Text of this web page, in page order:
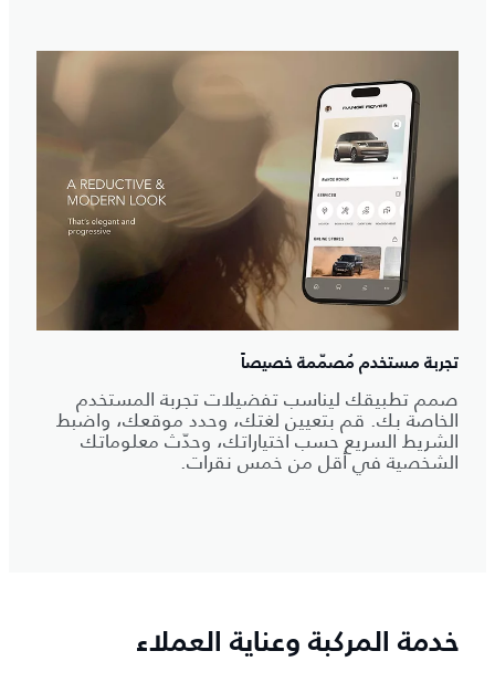
تجربة مستخدم مُصمّمة خصيصاً
صمم تطبيقك ليناسب تفضيلات تجربة المستخدم
الخاصة بك. قم بتعيين لغتك، وحدد موقعك، واضبط
الشريط السريع حسب اختياراتك، وحدّث معلوماتك
الشخصية في أقل من خمس نقرات.
خدمة المركبة وعناية العملاء